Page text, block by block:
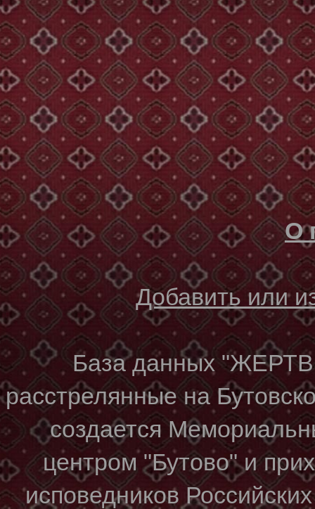
О
Добавить или
База данных
расстрелянные на
создается
центром "Бутово" и
исповедников